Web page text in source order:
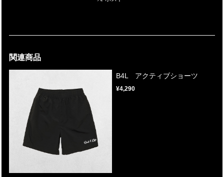
関連商品
B4L アクティブショーツ
¥4,290